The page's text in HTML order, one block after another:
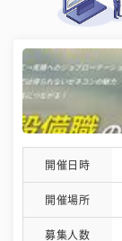
開催日時
開催場所
募集人数